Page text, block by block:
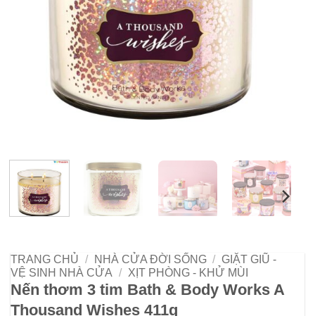
TRANG CHỦ / NHÀ CỬA ĐỜI SỐNG / GIẶT GIŨ -
VỆ SINH NHÀ CỬA / XỊT PHÒNG - KHỬ MÙI
Nến thơm 3 tim Bath & Body Works A
Thousand Wishes 411g